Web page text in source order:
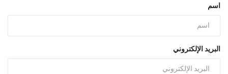
اسم
البريد الإلكتروني